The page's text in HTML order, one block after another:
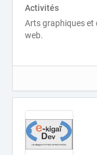
Activités
Arts graphiques et
web.